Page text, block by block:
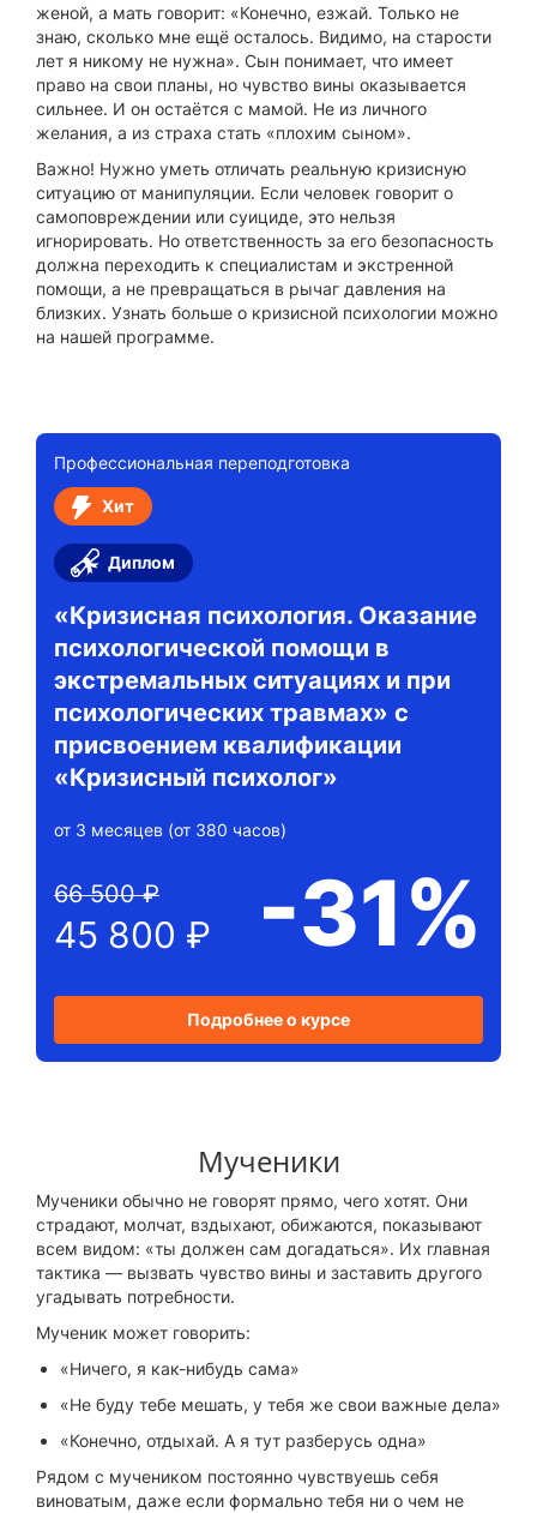
женой, а мать говорит: «Конечно, езжай. Только не
знаю, сколько мне ещё осталось. Видимо, на старости
лет я никому не нужна». Сын понимает, что имеет
право на свои планы, но чувство вины оказывается
сильнее. И он остаётся с мамой. Не из личного
желания, а из страха стать «плохим сыном».
Важно! Нужно уметь отличать реальную кризисную
ситуацию от манипуляции. Если человек говорит о
самоповреждении или суициде, это нельзя
игнорировать. Но ответственность за его безопасность
должна переходить к специалистам и экстренной
помощи, а не превращаться в рычаг давления на
близких. Узнать больше о кризисной психологии можно
на нашей программе.
Профессиональная переподготовка
Хит
Диплом
«Кризисная психология. Оказание
психологической помощи в
экстремальных ситуациях и при
психологических травмах» с
присвоением квалификации
«Кризисный психолог»
от 3 месяцев (от 380 часов)
45 800 ₽
66 500 ₽ -31%
Подробнее о курсе
Мученики
Мученики обычно не говорят прямо, чего хотят. Они
страдают, молчат, вздыхают, обижаются, показывают
всем видом: «ты должен сам догадаться». Их главная
тактика — вызвать чувство вины и заставить другого
угадывать потребности.
Мученик может говорить:
«Ничего, я как-нибудь сама»
«Не буду тебе мешать, у тебя же свои важные дела»
«Конечно, отдыхай. А я тут разберусь одна»
Рядом с мучеником постоянно чувствуешь себя
виноватым, даже если формально тебя ни о чем не